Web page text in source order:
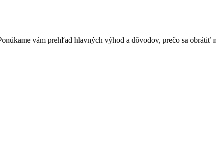
vám prehľad hlavných výhod a dôvodov, prečo sa obrátiť